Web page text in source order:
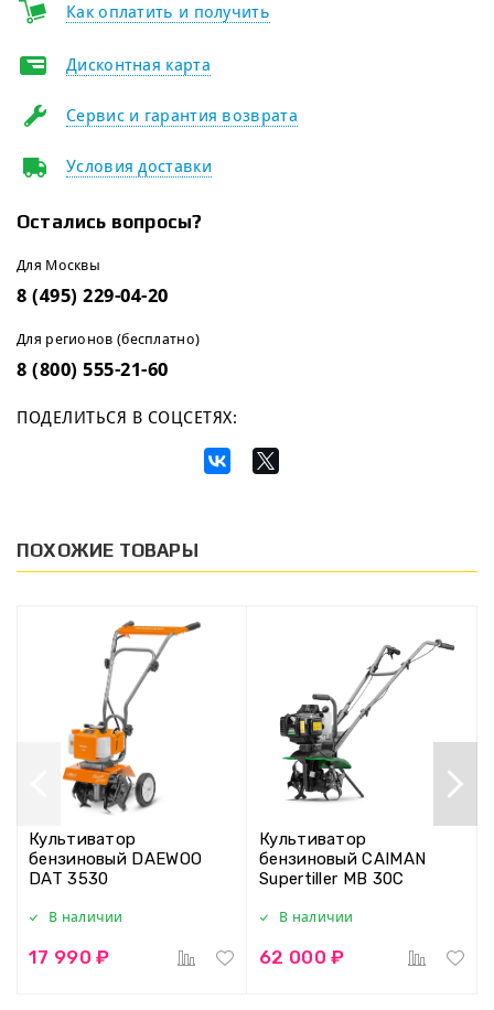
Как оплатить и получить
Дисконтная карта
Сервис и гарантия возврата
Условия доставки
Остались вопросы?
Для Москвы
8 (495) 229-04-20
Для регионов (бесплатно)
8 (800) 555-21-60
ПОДЕЛИТЬСЯ В СОЦСЕТЯХ:
ПОХОЖИЕ ТОВАРЫ
Культиватор
бензиновый DAEWOO
DAT 3530
В наличии
17 990 ₽
Культиватор
бензиновый CAIMAN
Supertiller MB 30C
В наличии
62 000 ₽